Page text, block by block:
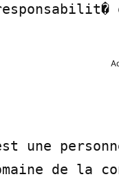
une
de la